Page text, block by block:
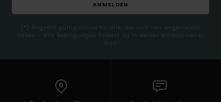
ANMELDEN
(*) Angebot gültig online für alle, die sich neu angemeldet
haben - Alle Bedingungen findest du in deiner Willkommens-
Mail